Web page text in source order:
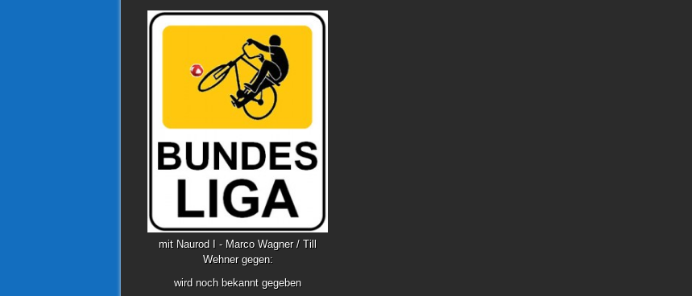
mit Naurod I - Marco Wagner / Till
Wehner gegen:
wird noch bekannt gegeben